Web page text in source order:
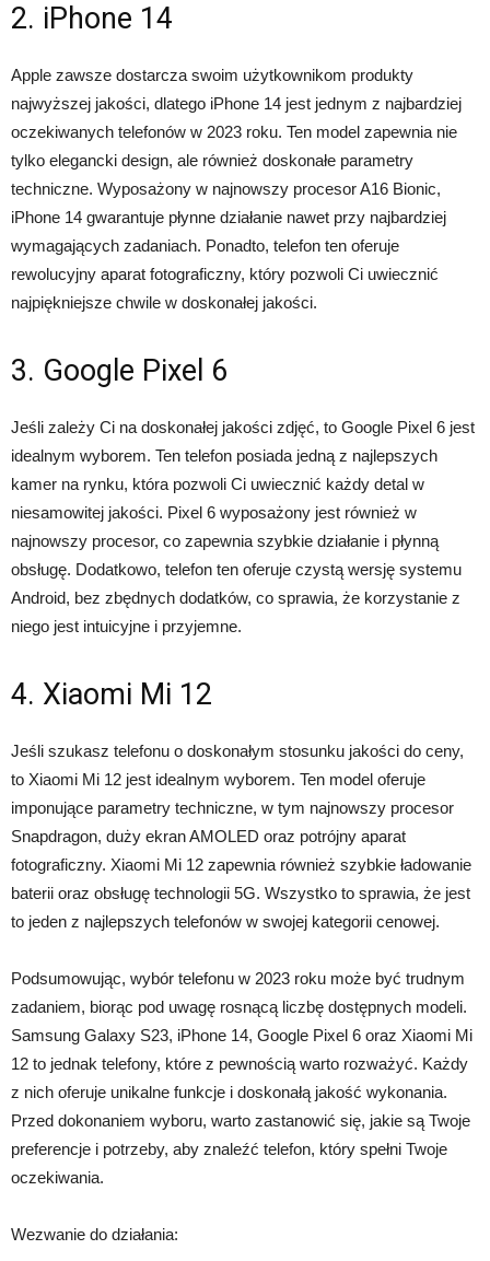
2. iPhone 14
Apple zawsze dostarcza swoim użytkownikom produkty
najwyższej jakości, dlatego iPhone 14 jest jednym z najbardziej
oczekiwanych telefonów w 2023 roku. Ten model zapewnia nie
tylko elegancki design, ale również doskonałe parametry
techniczne. Wyposażony w najnowszy procesor A16 Bionic,
iPhone 14 gwarantuje płynne działanie nawet przy najbardziej
wymagających zadaniach. Ponadto, telefon ten oferuje
rewolucyjny aparat fotograficzny, który pozwoli Ci uwiecznić
najpiękniejsze chwile w doskonałej jakości.
3. Google Pixel 6
Jeśli zależy Ci na doskonałej jakości zdjęć, to Google Pixel 6 jest
idealnym wyborem. Ten telefon posiada jedną z najlepszych
kamer na rynku, która pozwoli Ci uwiecznić każdy detal w
niesamowitej jakości. Pixel 6 wyposażony jest również w
najnowszy procesor, co zapewnia szybkie działanie i płynną
obsługę. Dodatkowo, telefon ten oferuje czystą wersję systemu
Android, bez zbędnych dodatków, co sprawia, że korzystanie z
niego jest intuicyjne i przyjemne.
4. Xiaomi Mi 12
Jeśli szukasz telefonu o doskonałym stosunku jakości do ceny,
to Xiaomi Mi 12 jest idealnym wyborem. Ten model oferuje
imponujące parametry techniczne, w tym najnowszy procesor
Snapdragon, duży ekran AMOLED oraz potrójny aparat
fotograficzny. Xiaomi Mi 12 zapewnia również szybkie ładowanie
baterii oraz obsługę technologii 5G. Wszystko to sprawia, że jest
to jeden z najlepszych telefonów w swojej kategorii cenowej.
Podsumowując, wybór telefonu w 2023 roku może być trudnym
zadaniem, biorąc pod uwagę rosnącą liczbę dostępnych modeli.
Samsung Galaxy S23, iPhone 14, Google Pixel 6 oraz Xiaomi Mi
12 to jednak telefony, które z pewnością warto rozważyć. Każdy
z nich oferuje unikalne funkcje i doskonałą jakość wykonania.
Przed dokonaniem wyboru, warto zastanowić się, jakie są Twoje
preferencje i potrzeby, aby znaleźć telefon, który spełni Twoje
oczekiwania.
Wezwanie do działania: